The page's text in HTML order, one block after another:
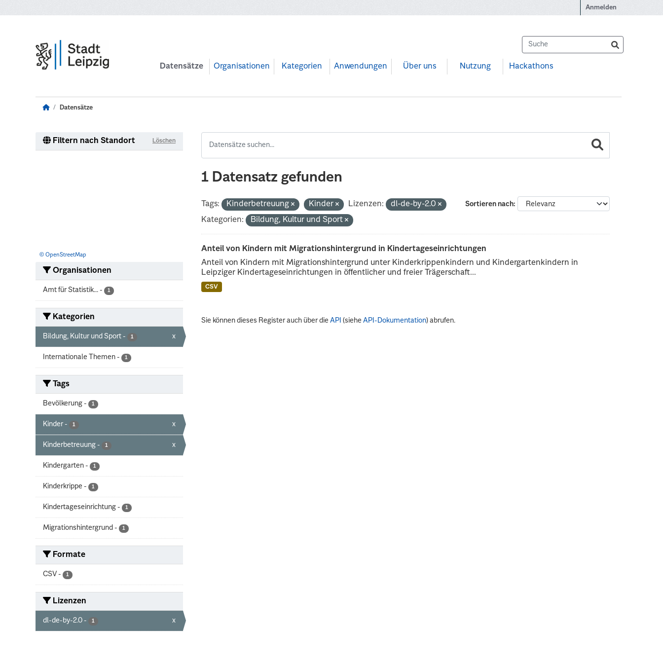
Anmelden
Datensätze Organisationen Kategorien Anwendungen Über uns Nutzung Hackathons
Datensätze
Filtern nach Standort Löschen
© OpenStreetMap
Organisationen
Amt für Statistik... - 1
Kategorien
Bildung, Kultur und Sport - 1 x
Internationale Themen - 1
Tags
Bevölkerung - 1
Kinder - 1 x
Kinderbetreuung - 1 x
Kindergarten - 1
Kinderkrippe - 1
Kindertageseinrichtung - 1
Migrationshintergrund - 1
Formate
CSV - 1
Lizenzen
dl-de-by-2.0 - 1 x
1 Datensatz gefunden
Sortieren nach
Tags: Kinderbetreuung Kinder Lizenzen:
dl-de-by-2.0
Kategorien:
Bildung, Kultur und Sport
Anteil von Kindern mit Migrationshintergrund in Kindertageseinrichtungen
Anteil von Kindern mit Migrationshintergrund unter Kinderkrippenkindern und Kindergartenkindern in
Leipziger Kindertageseinrichtungen in öffentlicher und freier Trägerschaft...
CSV
Sie können dieses Register auch über dieAPI (sieheAPI-Dokumentation) abrufen.